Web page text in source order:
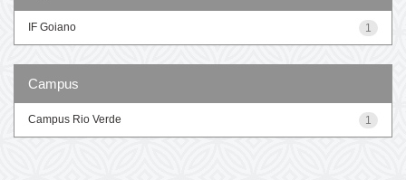
1
IF Goiano
Campus
1
Campus Rio Verde